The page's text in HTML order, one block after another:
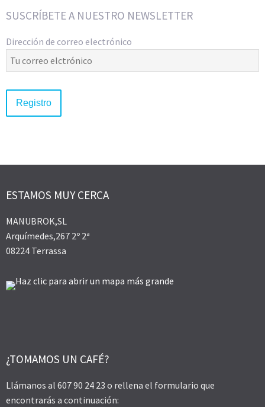
SUSCRÍBETE A NUESTRO NEWSLETTER
Dirección de correo electrónico
ESTAMOS MUY CERCA
MANUBROK,SL
Arquímedes,267 2º 2ª
08224 Terrassa
¿TOMAMOS UN CAFÉ?
Llámanos al 607 90 24 23 o rellena el formulario que
encontrarás a continuación: